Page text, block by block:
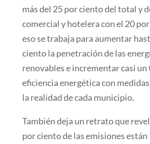
más del 25 por ciento del total y
comercial y hotelera con el 20
eso se trabaja para aumentar
ciento la penetración de las
renovables e incrementar casi un
eficiencia energética con
la realidad de cada municipio.
También deja un retrato que
por ciento de las emisiones están